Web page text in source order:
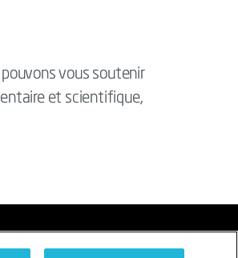
vous soutenir
et scientifique,